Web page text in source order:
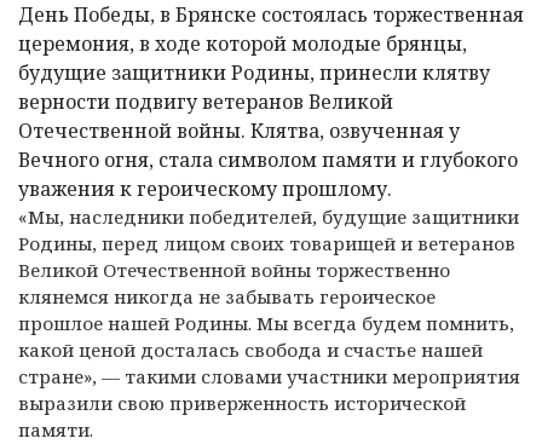
День Победы, в Брянске состоялась торжественная
церемония, в ходе которой молодые брянцы,
будущие защитники Родины, принесли клятву
верности подвигу ветеранов Великой
Отечественной войны. Клятва, озвученная у
Вечного огня, стала символом памяти и глубокого
уважения к героическому прошлому.
«Мы, наследники победителей, будущие защитники
Родины, перед лицом своих товарищей и ветеранов
Великой Отечественной войны торжественно
клянемся никогда не забывать героическое
прошлое нашей Родины. Мы всегда будем помнить,
какой ценой досталась свобода и счастье нашей
стране», — такими словами участники мероприятия
выразили свою приверженность исторической
памяти.